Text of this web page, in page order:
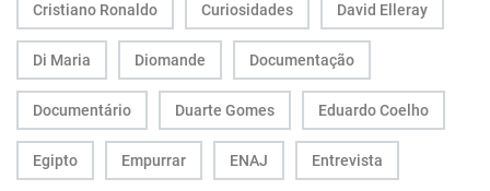
Cristiano Ronaldo Curiosidades David Elleray
Di Maria Diomande Documentação
Documentário Duarte Gomes Eduardo Coelho
Egipto Empurrar ENAJ Entrevista